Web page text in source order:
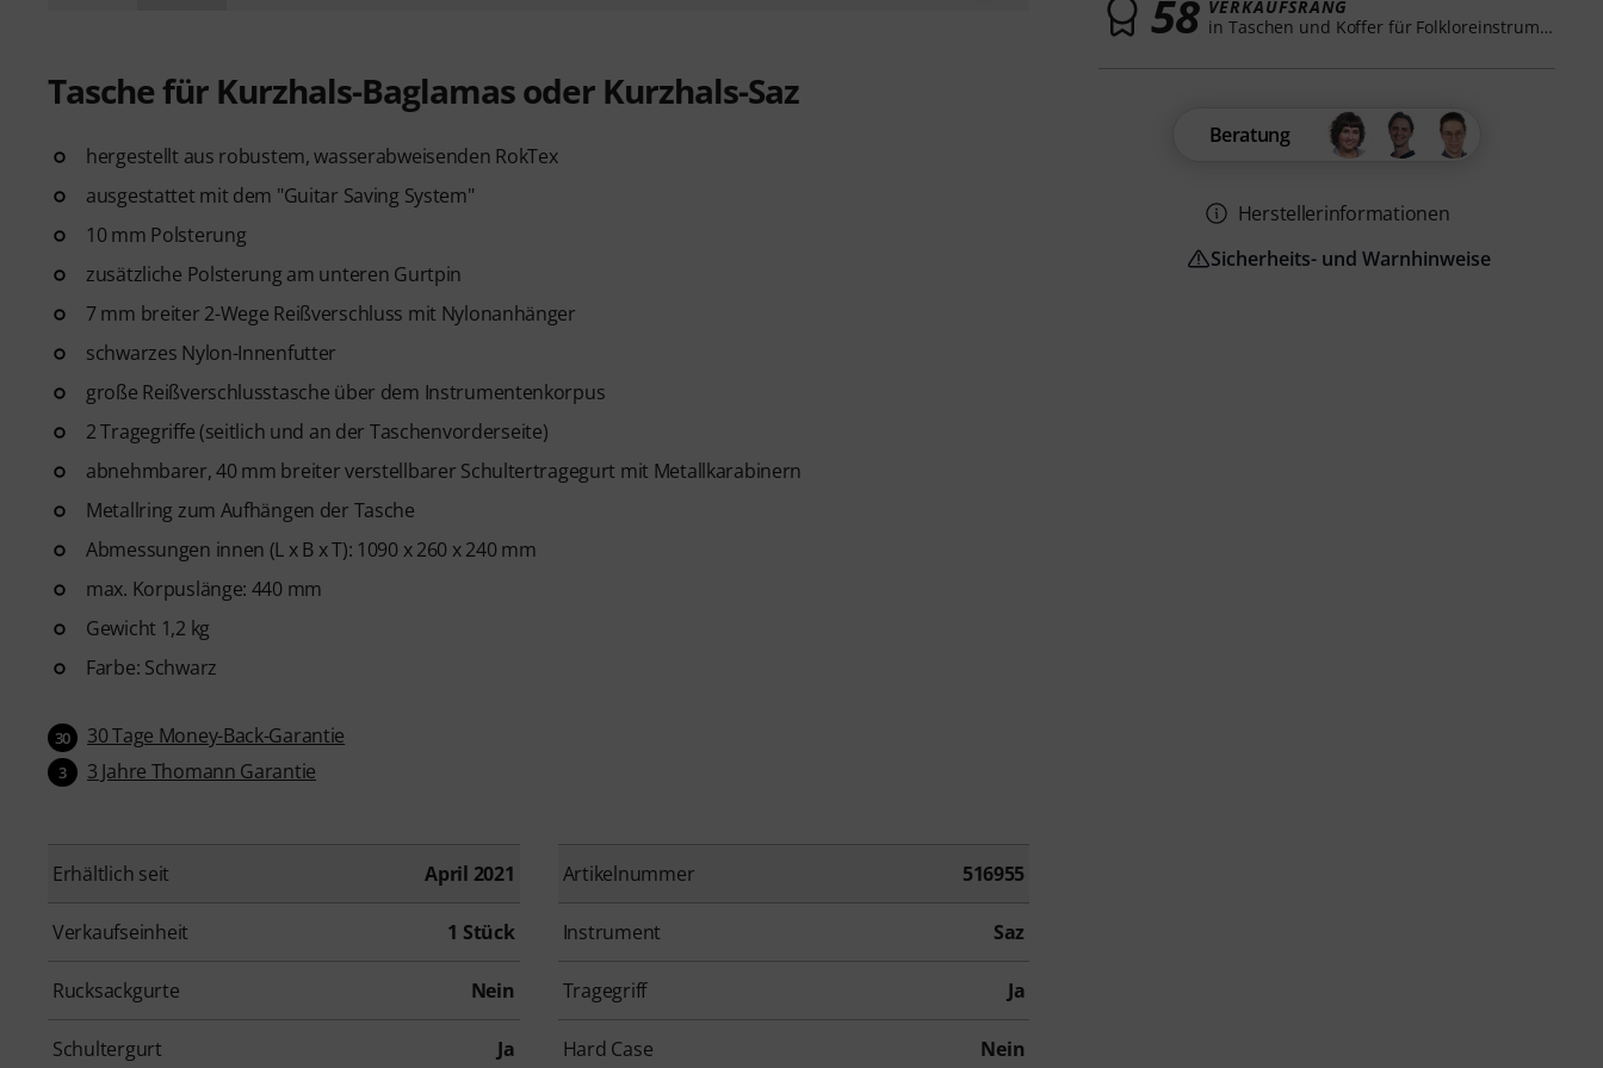
Tasche für Kurzhals-Baglamas oder Kurzhals-Saz
hergestellt aus robustem, wasserabweisenden RokTex
ausgestattet mit dem "Guitar Saving System"
10 mm Polsterung
zusätzliche Polsterung am unteren Gurtpin
7 mm breiter 2-Wege Reißverschluss mit Nylonanhänger
schwarzes Nylon-Innenfutter
große Reißverschlusstasche über dem Instrumentenkorpus
2 Tragegriffe (seitlich und an der Taschenvorderseite)
abnehmbarer, 40 mm breiter verstellbarer Schultertragegurt mit Metallkarabinern
Metallring zum Aufhängen der Tasche
Abmessungen innen (L x B x T): 1090 x 260 x 240 mm
max. Korpuslänge: 440 mm
Gewicht 1,2 kg
Farbe: Schwarz
30 30 Tage Money-Back-Garantie
3 3 Jahre Thomann Garantie
Erhältlich seit April 2021 Artikelnummer 516955
Verkaufseinheit 1 Stück Instrument Saz
Rucksackgurte Nein Tragegriff Ja
Schultergurt Ja Hard Case Nein
58 VERKAUFSRANG
in Taschen und Koffer für Folkloreinstrumente
Beratung
Herstellerinformationen
Sicherheits- und Warnhinweise